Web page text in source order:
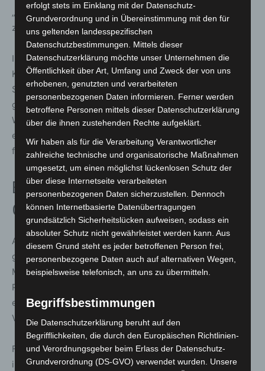
„Ein Teil der Lösung liegt in Europa – und die EU ist bei
zentralen Bausteinen bereits weit.“
Im Rahmen des Digital Services Act drängt die EU
Kommission Plattformen auf stärkere Maßnahmen zum
Schutz junger Menschen und hat zusätzliche Initiativen
gegen Online Risiken wie Cybermobbing angekündigt.
Walter will sich gemeinsam mit dem Bund dafür
einsetzen, dass bestehende Schutzvorgaben nicht nur
formuliert, sondern konsequent durchgesetzt werden.
Blick nach Australien: Impuls mit
Grenzen
Als Beispiel verweist die Ministerin auf Australien. Dort
gilt seit dem 10. Dezember 2025 ein gesetzliches
Mindestalter von 16 Jahren für soziale Netzwerke.
Plattformen sind verpflichtet, angemessene Schritte zu
ergreifen, um Unter 16 Konten zu verhindern. Bei
Verstößen drohen hohe Strafen.
Für Walter liefert das Modell wichtige Anhaltspunkte,
insbesondere bei der Haftung der Plattformen und der
erfolgt stets im Einklang mit der Datenschutz-
Grundverordnung und in Übereinstimmung mit den für
uns geltenden landesspezifischen
Datenschutzbestimmungen. Mittels dieser
Datenschutzerklärung möchte unser Unternehmen die
Öffentlichkeit über Art, Umfang und Zweck der von uns
erhobenen, genutzten und verarbeiteten
personenbezogenen Daten informieren. Ferner werden
betroffene Personen mittels dieser Datenschutzerklärung
über die ihnen zustehenden Rechte aufgeklärt.
Wir haben als für die Verarbeitung Verantwortlicher
zahlreiche technische und organisatorische Maßnahmen
umgesetzt, um einen möglichst lückenlosen Schutz der
über diese Internetseite verarbeiteten
personenbezogenen Daten sicherzustellen. Dennoch
können Internetbasierte Datenübertragungen
grundsätzlich Sicherheitslücken aufweisen, sodass ein
absoluter Schutz nicht gewährleistet werden kann. Aus
diesem Grund steht es jeder betroffenen Person frei,
personenbezogene Daten auch auf alternativen Wegen,
beispielsweise telefonisch, an uns zu übermitteln.
Begriffsbestimmungen
Die Datenschutzerklärung beruht auf den
Begrifflichkeiten, die durch den Europäischen Richtlinien-
und Verordnungsgeber beim Erlass der Datenschutz-
Grundverordnung (DS-GVO) verwendet wurden. Unsere